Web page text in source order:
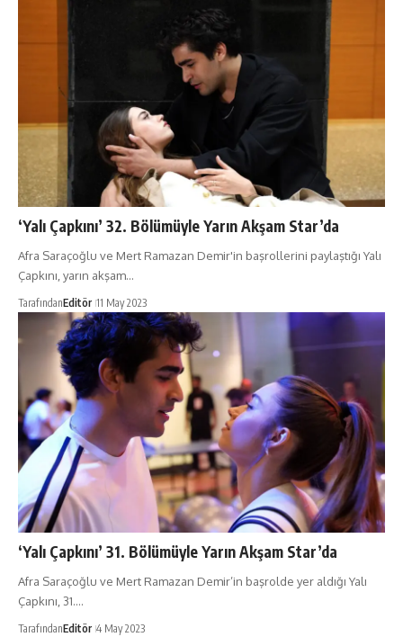
‘Yalı Çapkını’ 32. Bölümüyle Yarın Akşam Star’da
Afra Saraçoğlu ve Mert Ramazan Demir'in başrollerini paylaştığı Yalı
Çapkını, yarın akşam…
TarafındanEditör 11 May 2023
‘Yalı Çapkını’ 31. Bölümüyle Yarın Akşam Star’da
Afra Saraçoğlu ve Mert Ramazan Demir’in başrolde yer aldığı Yalı
Çapkını, 31.…
TarafındanEditör 4 May 2023